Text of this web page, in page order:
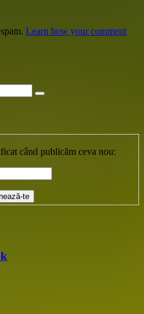
Learn how your comment
când publicăm ceva nou: